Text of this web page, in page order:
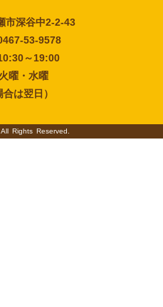
市深谷中2-2-43
53-9578
～19:00
曜・水曜
合は翌日）
All Rights Reserved.